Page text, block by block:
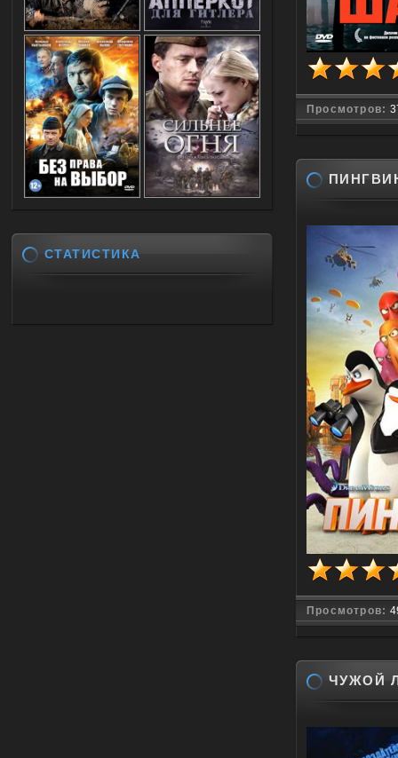
Просмотров:
Просмотров:
ЧУЖОЙ
СТАТИСТИКА